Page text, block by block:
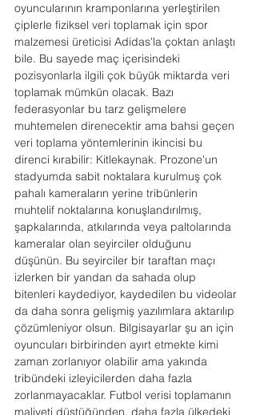
oyuncularının kramponlarına yerleştirilen
çiplerle fiziksel veri toplamak için spor
malzemesi üreticisi Adidas'la çoktan anlaştı
bile. Bu sayede maç içerisindeki
pozisyonlarla ilgili çok büyük miktarda veri
toplamak mümkün olacak. Bazı
federasyonlar bu tarz gelişmelere
muhtemelen direnecektir ama bahsi geçen
veri toplama yöntemlerinin ikincisi bu
direnci kırabilir: Kitlekaynak. Prozone'un
stadyumda sabit noktalara kurulmuş çok
pahalı kameraların yerine tribünlerin
muhtelif noktalarına konuşlandırılmış,
şapkalarında, atkılarında veya paltolarında
kameralar olan seyirciler olduğunu
düşünün. Bu seyirciler bir taraftan maçı
izlerken bir yandan da sahada olup
bitenleri kaydediyor, kaydedilen bu videolar
da daha sonra gelişmiş yazılımlara aktarılıp
çözümleniyor olsun. Bilgisayarlar şu an için
oyuncuları birbirinden ayırt etmekte kimi
zaman zorlanıyor olabilir ama yakında
tribündeki izleyicilerden daha fazla
zorlanmayacaklar. Futbol verisi toplamanın
maliyeti düştüğünden, daha fazla ülkedeki